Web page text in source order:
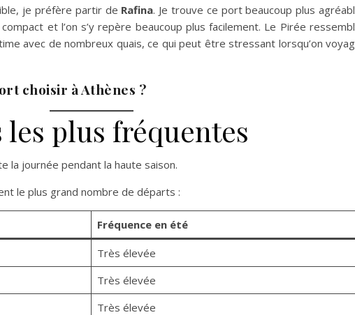
je préfère partir de Rafina. Je trouve ce port beaucoup plus
et l’on s’y repère beaucoup plus facilement. Le Pirée
avec de nombreux quais, ce qui peut être stressant lorsqu’on
choisir à Athènes ?
les plus fréquentes
la journée pendant la haute saison.
le plus grand nombre de départs :
Fréquence en été
Très élevée
Très élevée
Très élevée